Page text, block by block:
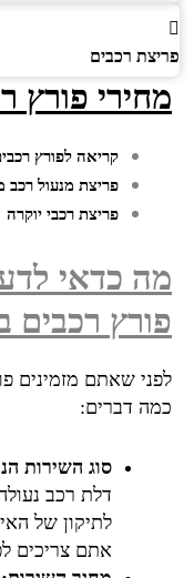
רכבים
פורץ
קריאה לפורץ רכבים
מ-150 ₪
פריצת מנעול רכב מחיר
פריצת רכבי יוקרה
מ-350 ₪
כדאי לדעת
רכבים
שאתם מזמינים
דברים:
סוג השירות הנדרש:
דלת רכב נעולה?
לתיקון של
אתם צריכים